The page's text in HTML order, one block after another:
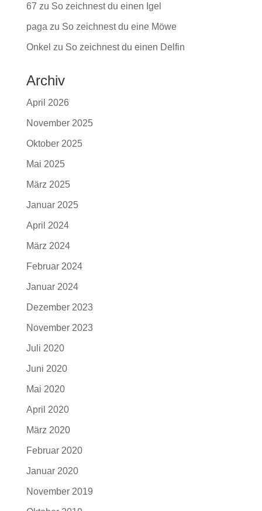
67 zu So zeichnest du einen Igel
paga zu So zeichnest du eine Möwe
Onkel zu So zeichnest du einen Delfin
Archiv
April 2026
November 2025
Oktober 2025
Mai 2025
März 2025
Januar 2025
April 2024
März 2024
Februar 2024
Januar 2024
Dezember 2023
November 2023
Juli 2020
Juni 2020
Mai 2020
April 2020
März 2020
Februar 2020
Januar 2020
November 2019